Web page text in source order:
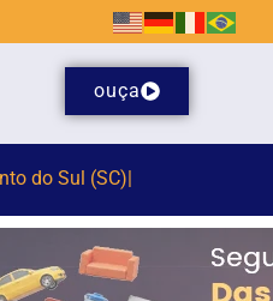
ouça